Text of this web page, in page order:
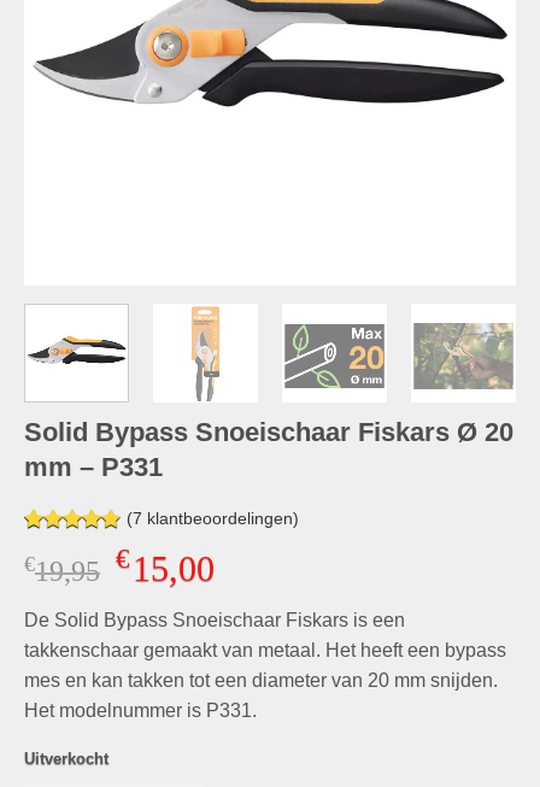
Solid Bypass Snoeischaar Fiskars Ø 20
mm – P331
Gewaardeerd
4.86op 5
gebaseerd
waarderingen
(7 klantbeoordelingen)
€19,95 Oorspronkelijke
was:
€19,95.
€15,00Huidige
is:
€15,00.
De Solid Bypass Snoeischaar Fiskars is een
takkenschaar gemaakt van metaal. Het heeft een bypass
mes en kan takken tot een diameter van 20 mm snijden.
Het modelnummer is P331.
Uitverkocht